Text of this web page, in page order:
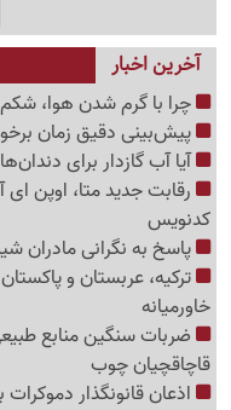
آخرین اخبار
چرا با گرم شدن هوا،
پیش‌بینی دقیق زمان
آیا آب گازدار برای
رقابت جدید متا، اوپن
کدنویس
پاسخ به نگرانی مادران
ترکیه، عربستان و
خاورمیانه
ضربات سنگین منابع
قاچاقچیان چوب
اذعان قانونگذار